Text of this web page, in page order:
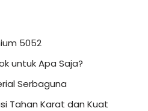
5052
untuk Apa Saja?
Serbaguna
Tahan Karat dan Kuat